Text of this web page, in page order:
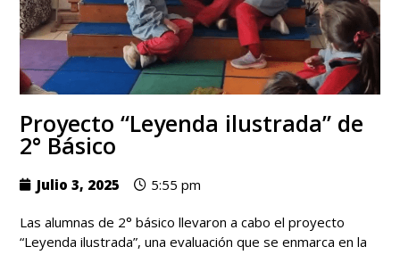
Proyecto “Leyenda ilustrada” de
2° Básico
Julio 3, 2025 5:55 pm
Las alumnas de 2° básico llevaron a cabo el proyecto
“Leyenda ilustrada”, una evaluación que se enmarca en la